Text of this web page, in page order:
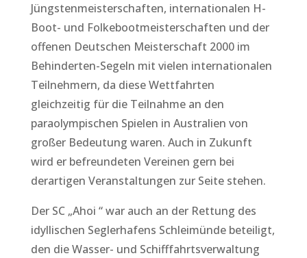
Jüngstenmeisterschaften, internationalen H-
Boot- und Folkebootmeisterschaften und der
offenen Deutschen Meisterschaft 2000 im
Behinderten-Segeln mit vielen internationalen
Teilnehmern, da diese Wettfahrten
gleichzeitig für die Teilnahme an den
paraolympischen Spielen in Australien von
großer Bedeutung waren. Auch in Zukunft
wird er befreundeten Vereinen gern bei
derartigen Veranstaltungen zur Seite stehen.
Der SC „Ahoi “ war auch an der Rettung des
idyllischen Seglerhafens Schleimünde beteiligt,
den die Wasser- und Schifffahrtsverwaltung